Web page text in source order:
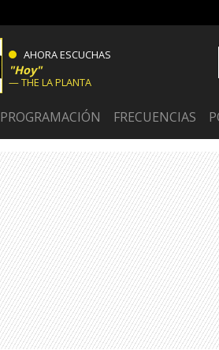
AHORA ESCUCHAS
Hoy
THE LA PLANTA
PROGRAMACIÓN FRECUENCIAS